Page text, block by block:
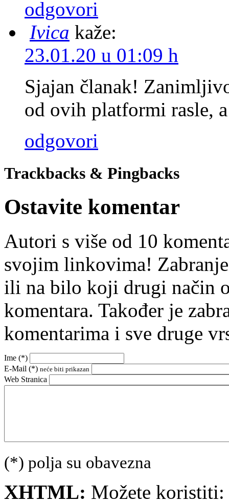
odgovori
Ivica kaže:
23.01.20 u 01:09 h
Sjajan članak!
od ovih platformi rasle,
odgovori
Trackbacks & Pingbacks
Ostavite komentar
Autori s više od 10
svojim linkovima!
ili na bilo koji drugi način
komentara. Također je
komentarima i sve druge
Ime (*)
E-Mail (*) neće biti prikazan
Web Stranica
(*) polja su obavezna
XHTML: Možete koristiti: